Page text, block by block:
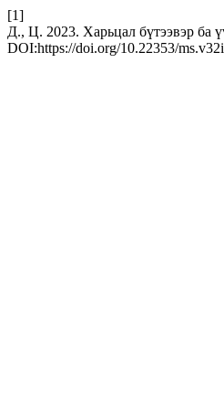
[1]
Д., Ц. 2023. Харьцал бүтээвэр ба
DOI:https://doi.org/10.22353/